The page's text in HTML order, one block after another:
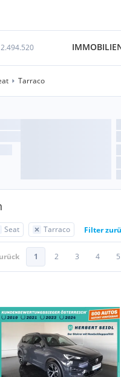
Tarraco
Seat Tarraco Filter
1 2 3 4 5